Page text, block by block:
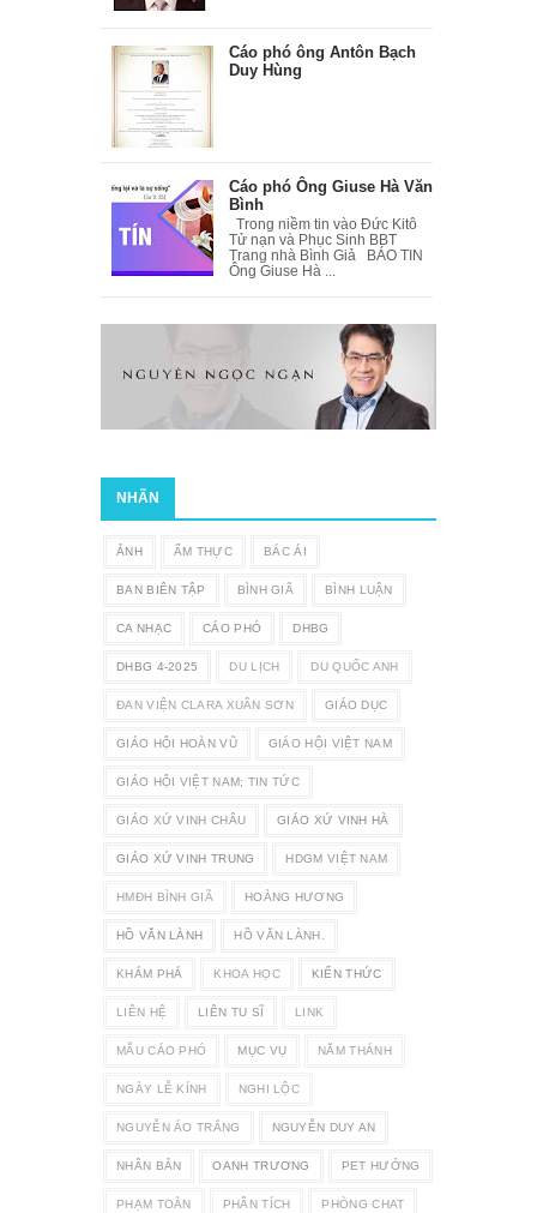
Cáo phó ông Antôn Bạch
Duy Hùng
Cáo phó Ông Giuse Hà Văn
Bình
Trong niềm tin vào Đức Kitô
Tử nạn và Phục Sinh BBT
Trang nhà Bình Giả BÁO TIN
Ông Giuse Hà ...
NHÃN
ẢNH ẨM THỰC BÁC ÁI
BAN BIÊN TẬP BÌNH GIÃ BÌNH LUẬN
CA NHẠC CÁO PHÓ DHBG
DHBG 4-2025 DU LỊCH DU QUỐC ANH
ĐAN VIỆN CLARA XUÂN SƠN GIÁO DỤC
GIÁO HỘI HOÀN VŨ GIÁO HỘI VIỆT NAM
GIÁO HỘI VIỆT NAM; TIN TỨC
GIÁO XỨ VINH CHÂU GIÁO XỨ VINH HÀ
GIÁO XỨ VINH TRUNG HDGM VIỆT NAM
HMĐH BÌNH GIÃ HOÀNG HƯƠNG
HỒ VĂN LÀNH HỒ VĂN LÀNH.
KHÁM PHÁ KHOA HỌC KIẾN THỨC
LIÊN HỆ LIÊN TU SĨ LINK
MẪU CÁO PHÓ MỤC VỤ NĂM THÁNH
NGÀY LỄ KÍNH NGHI LỘC
NGUYỄN ÁO TRẮNG NGUYỄN DUY AN
NHÂN BẢN OANH TRƯƠNG PET HƯỞNG
PHẠM TOÀN PHÂN TÍCH PHÒNG CHAT